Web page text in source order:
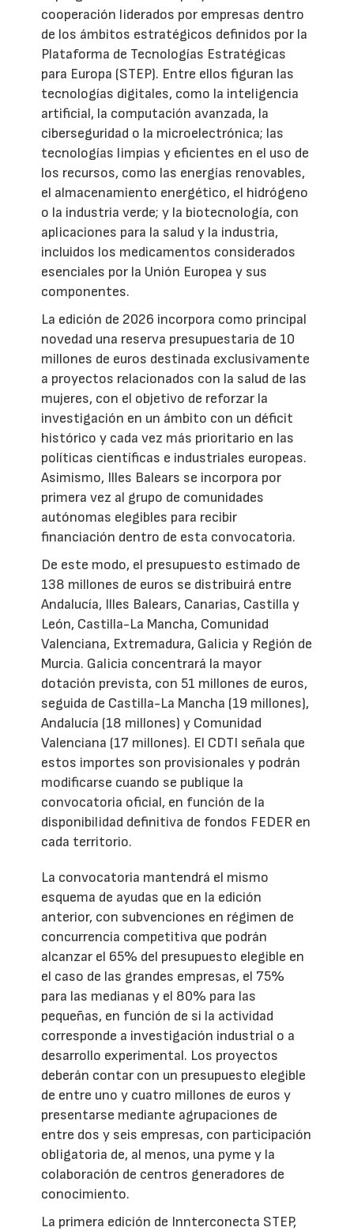
cooperación liderados por empresas dentro
de los ámbitos estratégicos definidos por la
Plataforma de Tecnologías Estratégicas
para Europa (STEP). Entre ellos figuran las
tecnologías digitales, como la inteligencia
artificial, la computación avanzada, la
ciberseguridad o la microelectrónica; las
tecnologías limpias y eficientes en el uso de
los recursos, como las energías renovables,
el almacenamiento energético, el hidrógeno
o la industria verde; y la biotecnología, con
aplicaciones para la salud y la industria,
incluidos los medicamentos considerados
esenciales por la Unión Europea y sus
componentes.
La edición de 2026 incorpora como principal
novedad una reserva presupuestaria de 10
millones de euros destinada exclusivamente
a proyectos relacionados con la salud de las
mujeres, con el objetivo de reforzar la
investigación en un ámbito con un déficit
histórico y cada vez más prioritario en las
políticas científicas e industriales europeas.
Asimismo, Illes Balears se incorpora por
primera vez al grupo de comunidades
autónomas elegibles para recibir
financiación dentro de esta convocatoria.
De este modo, el presupuesto estimado de
138 millones de euros se distribuirá entre
Andalucía, Illes Balears, Canarias, Castilla y
León, Castilla-La Mancha, Comunidad
Valenciana, Extremadura, Galicia y Región de
Murcia. Galicia concentrará la mayor
dotación prevista, con 51 millones de euros,
seguida de Castilla-La Mancha (19 millones),
Andalucía (18 millones) y Comunidad
Valenciana (17 millones). El CDTI señala que
estos importes son provisionales y podrán
modificarse cuando se publique la
convocatoria oficial, en función de la
disponibilidad definitiva de fondos FEDER en
cada territorio.
La convocatoria mantendrá el mismo
esquema de ayudas que en la edición
anterior, con subvenciones en régimen de
concurrencia competitiva que podrán
alcanzar el 65% del presupuesto elegible en
el caso de las grandes empresas, el 75%
para las medianas y el 80% para las
pequeñas, en función de si la actividad
corresponde a investigación industrial o a
desarrollo experimental. Los proyectos
deberán contar con un presupuesto elegible
de entre uno y cuatro millones de euros y
presentarse mediante agrupaciones de
entre dos y seis empresas, con participación
obligatoria de, al menos, una pyme y la
colaboración de centros generadores de
conocimiento.
La primera edición de Innterconecta STEP,